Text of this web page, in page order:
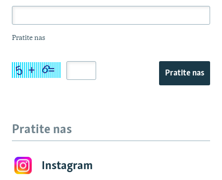
Pratite nas
Pratite nas
Pratite nas
Instagram